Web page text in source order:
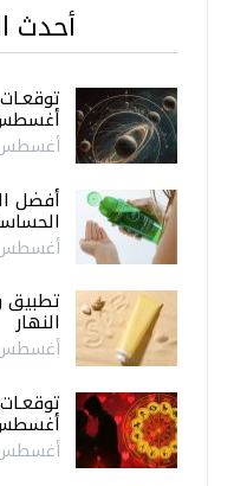
أحدث
أغسطس
أغسطس 8,
أفضل
أغسطس 7,
النهار
أغسطس 7,
أغسطس
أغسطس 7,